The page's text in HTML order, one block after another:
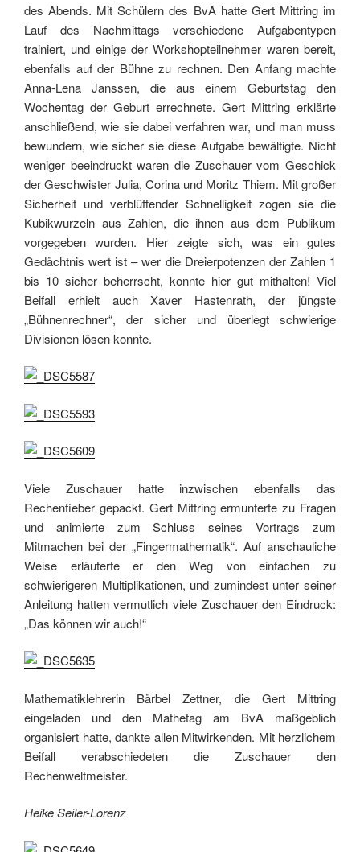
des Abends. Mit Schülern des BvA hatte Gert Mittring im
Lauf des Nachmittags verschiedene Aufgabentypen
trainiert, und einige der Workshopteilnehmer waren bereit,
ebenfalls auf der Bühne zu rechnen. Den Anfang machte
Anna-Lena Janssen, die aus einem Geburtstag den
Wochentag der Geburt errechnete. Gert Mittring erklärte
anschließend, wie sie dabei verfahren war, und man muss
bewundern, wie sicher sie diese Aufgabe bewältigte. Nicht
weniger beeindruckt waren die Zuschauer vom Geschick
der Geschwister Julia, Corina und Moritz Thiem. Mit großer
Sicherheit und verblüffender Schnelligkeit zogen sie die
Kubikwurzeln aus Zahlen, die ihnen aus dem Publikum
vorgegeben wurden. Hier zeigte sich, was ein gutes
Gedächtnis wert ist – wer die Dreierpotenzen der Zahlen 1
bis 10 sicher beherrscht, konnte hier gut mithalten! Viel
Beifall erhielt auch Xaver Hastenrath, der jüngste
„Bühnenrechner“, der sicher und überlegt schwierige
Divisionen lösen konnte.
Viele Zuschauer hatte inzwischen ebenfalls das
Rechenfieber gepackt. Gert Mittring ermunterte zu Fragen
und animierte zum Schluss seines Vortrags zum
Mitmachen bei der „Fingermathematik“. Auf anschauliche
Weise erläuterte er den Weg von einfachen zu
schwierigeren Multiplikationen, und zumindest unter seiner
Anleitung hatten vermutlich viele Zuschauer den Eindruck:
„Das können wir auch!“
Mathematiklehrerin Bärbel Zettner, die Gert Mittring
eingeladen und den Mathetag am BvA maßgeblich
organisiert hatte, dankte allen Mitwirkenden. Mit herzlichem
Beifall verabschiedeten die Zuschauer den
Rechenweltmeister.
Heike Seiler-Lorenz